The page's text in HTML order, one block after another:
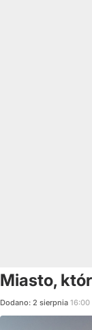
Miasto,
Dodano: 2 sierpnia 16:00